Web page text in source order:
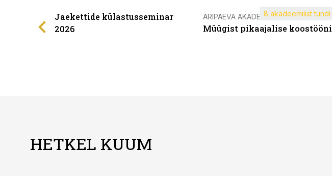
Jaekettide külastusseminar
2026
ÄRIPÄEVA AKADEEMIA
Müügist pikaajalise koostööni
8 akadeemilist tundi
HETKEL KUUM